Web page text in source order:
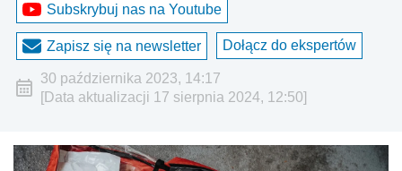
Subskrybuj nas na Youtube
Zapisz się na newsletter Dołącz do ekspertów
30 października 2023, 14:17
[Data aktualizacji 17 sierpnia 2024, 12:50]